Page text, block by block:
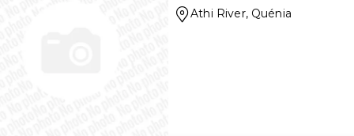
Athi River, Quénia